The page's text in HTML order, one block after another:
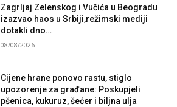
Zagrljaj Zelenskog i Vučića u Beogradu
izazvao haos u Srbiji,režimski mediji
dotakli dno…
08/08/2026
Cijene hrane ponovo rastu, stiglo
upozorenje za građane: Poskupjeli
pšenica, kukuruz, šećer i biljna ulja